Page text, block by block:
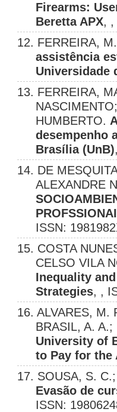
Firearms:
Beretta APX, ,
12. FERREIRA,
assistência
Universidade
13. FERREIRA,
HUMBERTO.
desempenho
Brasília (UnB)
14. DE
ALEXANDRE
ISSN:
15. COSTA
CELSO VILA
Inequality
Strategies, ,
16. ALVARES, M.
BRASIL, A.
University of
to Pay for the
17. SOUSA, S.
Evasão de
ISSN: